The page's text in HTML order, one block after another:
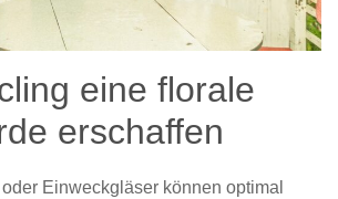
eine florale
erschaffen
Einweckgläser können optimal